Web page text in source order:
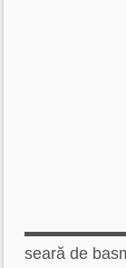
seară de